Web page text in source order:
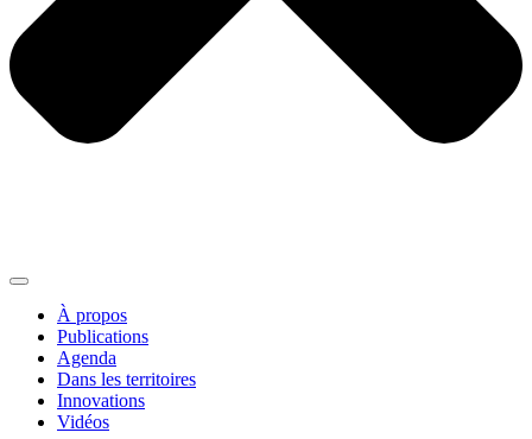
À propos
Publications
Agenda
Dans les territoires
Innovations
Vidéos